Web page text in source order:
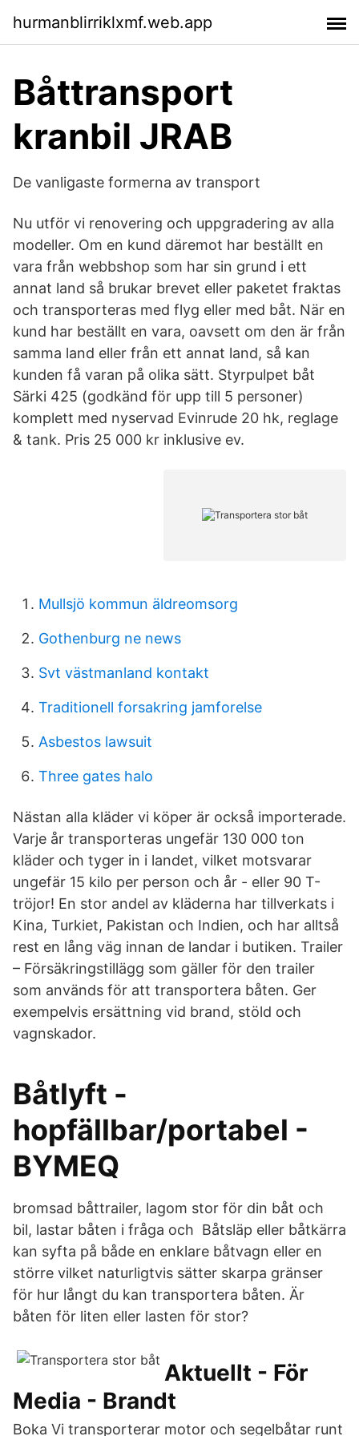
hurmanblirriklxmf.web.app
Båttransport
kranbil JRAB
De vanligaste formerna av transport
Nu utför vi renovering och uppgradering av alla
modeller. Om en kund däremot har beställt en
vara från webbshop som har sin grund i ett
annat land så brukar brevet eller paketet fraktas
och transporteras med flyg eller med båt. När en
kund har beställt en vara, oavsett om den är från
samma land eller från ett annat land, så kan
kunden få varan på olika sätt. Styrpulpet båt
Särki 425 (godkänd för upp till 5 personer)
komplett med nyservad Evinrude 20 hk, reglage
& tank. Pris 25 000 kr inklusive ev.
Mullsjö kommun äldreomsorg
Gothenburg ne news
Svt västmanland kontakt
Traditionell forsakring jamforelse
Asbestos lawsuit
Three gates halo
Nästan alla kläder vi köper är också importerade.
Varje år transporteras ungefär 130 000 ton
kläder och tyger in i landet, vilket motsvarar
ungefär 15 kilo per person och år - eller 90 T-
tröjor! En stor andel av kläderna har tillverkats i
Kina, Turkiet, Pakistan och Indien, och har alltså
rest en lång väg innan de landar i butiken. Trailer
– Försäkringstillägg som gäller för den trailer
som används för att transportera båten. Ger
exempelvis ersättning vid brand, stöld och
vagnskador.
Båtlyft -
hopfällbar/portabel -
BYMEQ
bromsad båttrailer, lagom stor för din båt och
bil, lastar båten i fråga och Båtsläp eller båtkärra
kan syfta på både en enklare båtvagn eller en
större vilket naturligtvis sätter skarpa gränser
för hur långt du kan transportera båten. Är
båten för liten eller lasten för stor?
Aktuellt - För
Media - Brandt
Boka Vi transporterar motor och segelbåtar runt